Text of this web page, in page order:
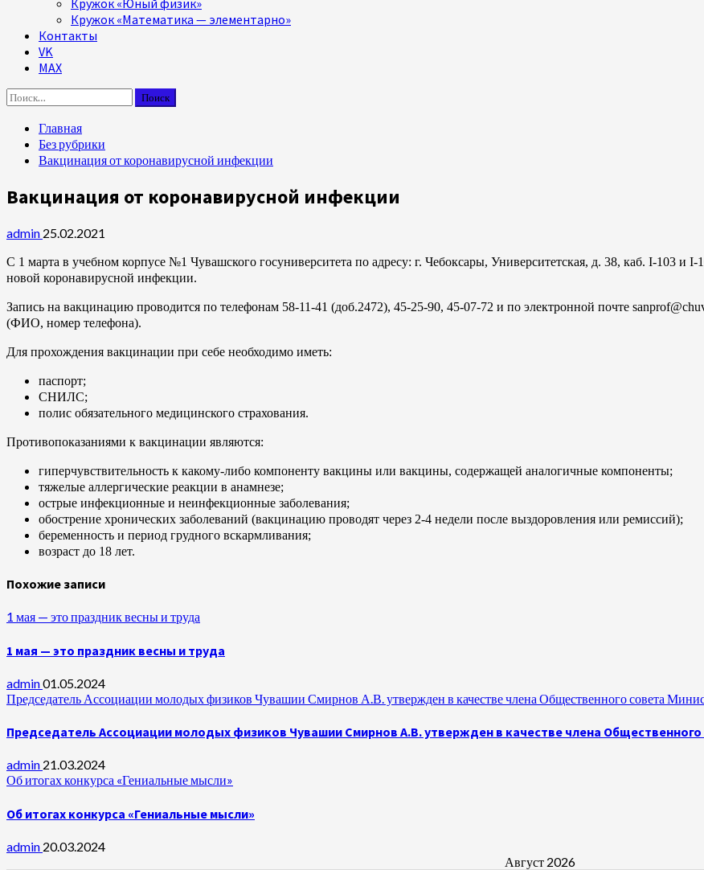
Кружок «Юный физик»
Кружок «Математика — элементарно»
Контакты
VK
MAX
Найти:
Главная
Без рубрики
Вакцинация от коронавирусной инфекции
Вакцинация от коронавирусной инфекции
admin 25.02.2021
С 1 марта в учебном корпусе №1 Чувашского госуниверситета по адресу: г. Чебоксары, Университетская, д. 38, каб. I-103 и
новой коронавирусной инфекции.
Запись на вакцинацию проводится по телефонам 58-11-41 (доб.2472), 45-25-90, 45-07-72 и по электронной почте
(ФИО, номер телефона).
Для прохождения вакцинации при себе необходимо иметь:
паспорт;
СНИЛС;
полис обязательного медицинского страхования.
Противопоказаниями к вакцинации являются:
гиперчувствительность к какому-либо компоненту вакцины или вакцины, содержащей аналогичные компоненты;
тяжелые аллергические реакции в анамнезе;
острые инфекционные и неинфекционные заболевания;
обострение хронических заболеваний (вакцинацию проводят через 2-4 недели после выздоровления или ремиссий);
беременность и период грудного вскармливания;
возраст до 18 лет.
Похожие записи
1 мая — это праздник весны и труда
1 мая — это праздник весны и труда
admin01.05.2024
Председатель Ассоциации молодых физиков Чувашии Смирнов А.В. утвержден в качестве члена Общественного совета
Председатель Ассоциации молодых физиков Чувашии Смирнов А.В. утвержден в качестве члена
admin 21.03.2024
Об итогах конкурса «Гениальные мысли»
Об итогах конкурса «Гениальные мысли»
admin 20.03.2024
Август 2026